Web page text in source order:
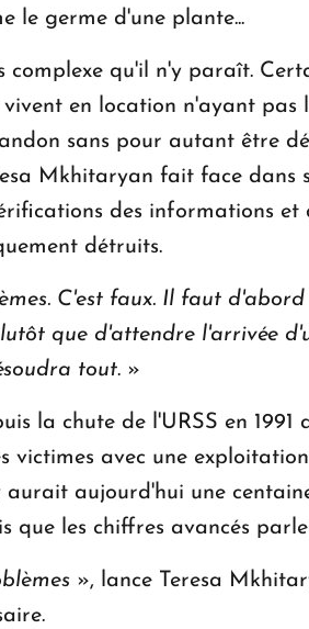
le germe d'une plante...
qu'il n'y paraît.
en location n'ayant pas
sans pour autant être
Mkhitaryan fait face dans
des informations et
détruits.
C'est faux. Il faut
que d'attendre l'arrivée
tout. »
la chute de l'URSS en
victimes avec une
aujourd'hui une
que les chiffres avancés
», lance Teresa